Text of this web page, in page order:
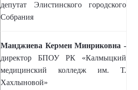
депутат Элистинского городского
Собрания
Манджиева Кермен Минриковна -
директор БПОУ РК «Калмыцкий
медицинский колледж им. Т.
Хахлыновой»